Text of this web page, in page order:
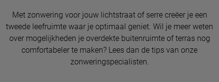
Met zonwering voor jouw lichtstraat of serre creëer je een
tweede leefruimte waar je optimaal geniet. Wil je meer weten
over mogelijkheden je overdekte buitenruimte of terras nog
comfortabeler te maken? Lees dan de tips van onze
zonweringspecialisten.